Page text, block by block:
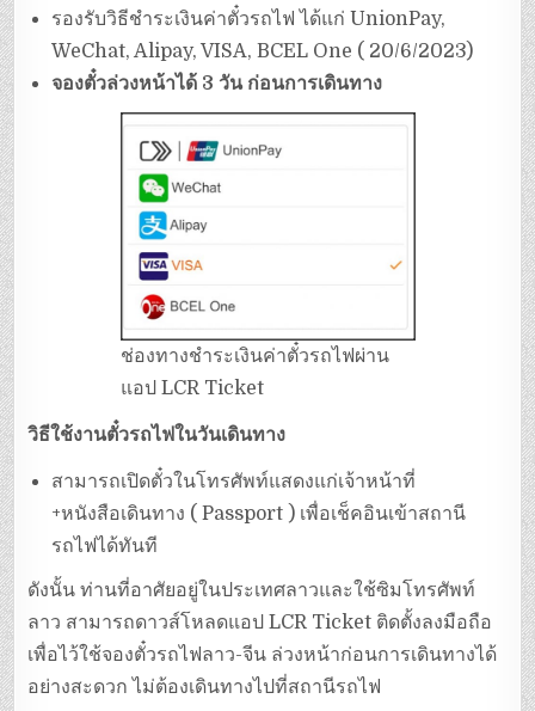
รองรับวิธีชำระเงินค่าตั๋วรถไฟ ได้แก่ UnionPay,
WeChat, Alipay, VISA, BCEL One ( 20/6/2023)
จองตั๋วล่วงหน้าได้ 3 วัน ก่อนการเดินทาง
ช่องทางชำระเงินค่าตั๋วรถไฟผ่าน
แอป LCR Ticket
วิธีใช้งานตั๋วรถไฟในวันเดินทาง
สามารถเปิดตั๋วในโทรศัพท์แสดงแก่เจ้าหน้าที่
+หนังสือเดินทาง ( Passport ) เพื่อเช็คอินเข้าสถานี
รถไฟได้ทันที
ดังนั้น ท่านที่อาศัยอยู่ในประเทศลาวและใช้ซิมโทรศัพท์
ลาว สามารถดาวส์โหลดแอป LCR Ticket ติดตั้งลงมือถือ
เพื่อไว้ใช้จองตั๋วรถไฟลาว-จีน ล่วงหน้าก่อนการเดินทางได้
อย่างสะดวก ไม่ต้องเดินทางไปที่สถานีรถไฟ